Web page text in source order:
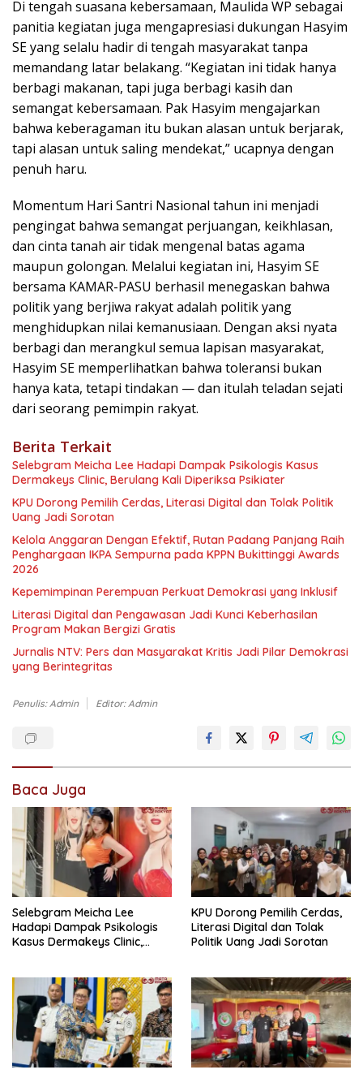
Di tengah suasana kebersamaan, Maulida WP sebagai
panitia kegiatan juga mengapresiasi dukungan Hasyim
SE yang selalu hadir di tengah masyarakat tanpa
memandang latar belakang. “Kegiatan ini tidak hanya
berbagi makanan, tapi juga berbagi kasih dan
semangat kebersamaan. Pak Hasyim mengajarkan
bahwa keberagaman itu bukan alasan untuk berjarak,
tapi alasan untuk saling mendekat,” ucapnya dengan
penuh haru.
Momentum Hari Santri Nasional tahun ini menjadi
pengingat bahwa semangat perjuangan, keikhlasan,
dan cinta tanah air tidak mengenal batas agama
maupun golongan. Melalui kegiatan ini, Hasyim SE
bersama KAMAR-PASU berhasil menegaskan bahwa
politik yang berjiwa rakyat adalah politik yang
menghidupkan nilai kemanusiaan. Dengan aksi nyata
berbagi dan merangkul semua lapisan masyarakat,
Hasyim SE memperlihatkan bahwa toleransi bukan
hanya kata, tetapi tindakan — dan itulah teladan sejati
dari seorang pemimpin rakyat.
Berita Terkait
Selebgram Meicha Lee Hadapi Dampak Psikologis Kasus
Dermakeys Clinic, Berulang Kali Diperiksa Psikiater
KPU Dorong Pemilih Cerdas, Literasi Digital dan Tolak Politik
Uang Jadi Sorotan
Kelola Anggaran Dengan Efektif, Rutan Padang Panjang Raih
Penghargaan IKPA Sempurna pada KPPN Bukittinggi Awards
2026
Kepemimpinan Perempuan Perkuat Demokrasi yang Inklusif
Literasi Digital dan Pengawasan Jadi Kunci Keberhasilan
Program Makan Bergizi Gratis
Jurnalis NTV: Pers dan Masyarakat Kritis Jadi Pilar Demokrasi
yang Berintegritas
Penulis: Admin Editor: Admin
Baca Juga
Selebgram Meicha Lee
Hadapi Dampak Psikologis
Kasus Dermakeys Clinic,
KPU Dorong Pemilih Cerdas,
Literasi Digital dan Tolak
Politik Uang Jadi Sorotan